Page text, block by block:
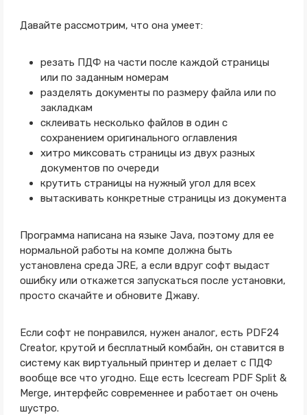
Давайте рассмотрим, что она умеет:
резать ПДФ на части после каждой страницы
или по заданным номерам
разделять документы по размеру файла или по
закладкам
склеивать несколько файлов в один с
сохранением оригинального оглавления
хитро миксовать страницы из двух разных
документов по очереди
крутить страницы на нужный угол для всех
вытаскивать конкретные страницы из документа
Программа написана на языке Java, поэтому для ее
нормальной работы на компе должна быть
установлена среда JRE, а если вдруг софт выдаст
ошибку или откажется запускаться после установки,
просто скачайте и обновите Джаву.
Если софт не понравился, нужен аналог, есть PDF24
Creator, крутой и бесплатный комбайн, он ставится в
систему как виртуальный принтер и делает с ПДФ
вообще все что угодно. Еще есть Icecream PDF Split &
Merge, интерфейс современнее и работает он очень
шустро.